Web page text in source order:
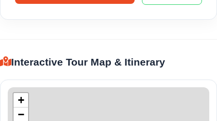
Interactive Tour Map & Itinerary
+
−